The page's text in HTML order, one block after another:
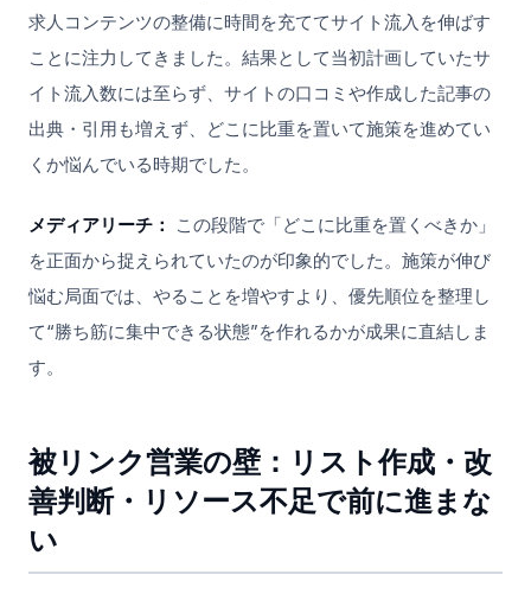
求人コンテンツの整備に時間を充ててサイト流入を伸ばす
ことに注力してきました。結果として当初計画していたサ
イト流入数には至らず、サイトの口コミや作成した記事の
出典・引用も増えず、どこに比重を置いて施策を進めてい
くか悩んでいる時期でした。
メディアリーチ：
この段階で「どこに比重を置くべきか」
を正面から捉えられていたのが印象的でした。施策が伸び
悩む局面では、やることを増やすより、優先順位を整理し
て“勝ち筋に集中できる状態”を作れるかが成果に直結しま
す。
被リンク営業の壁：リスト作成・改
善判断・リソース不足で前に進まな
い